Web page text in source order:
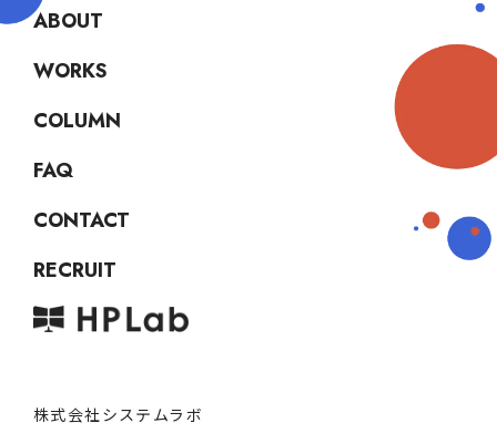
株式会社システムラボ
ABOUT
WORKS
COLUMN
FAQ
CONTACT
RECRUIT